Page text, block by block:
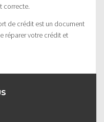
correcte.
de crédit est un document
réparer votre crédit et